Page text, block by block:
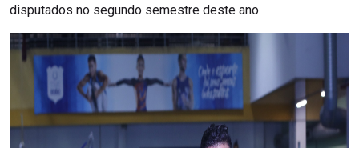
disputados no segundo semestre deste ano.